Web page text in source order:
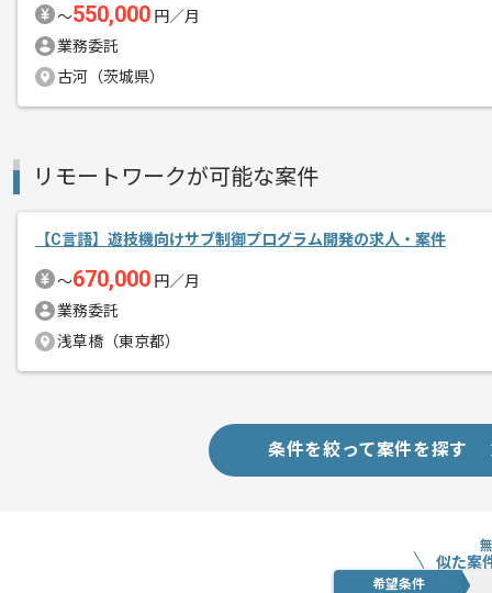
作業開始時間および終了時間の調整につ
柔軟に対応しておりますので、ご自身
〜550,000 円／月
業務委託
古河（茨城県）
リモートワークが可能な案件
【C言語】遊技機向けサブ制御プログラム開発の求人・案件
〜670,000 円／月
業務委託
浅草橋（東京都）
条件を絞って案件を探す
似た案
希望条件